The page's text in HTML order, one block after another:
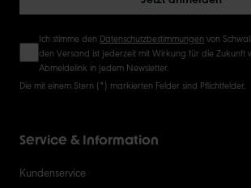
Ich stimme den Datenschutzbestimmungen von
den Versand ist jederzeit mit Wirkung für die Zukunft
Abmeldelink in jedem Newsletter.
Die mit einem Stern (*) markierten Felder sind Pflichtfelder.
Service & Information
Kundenservice